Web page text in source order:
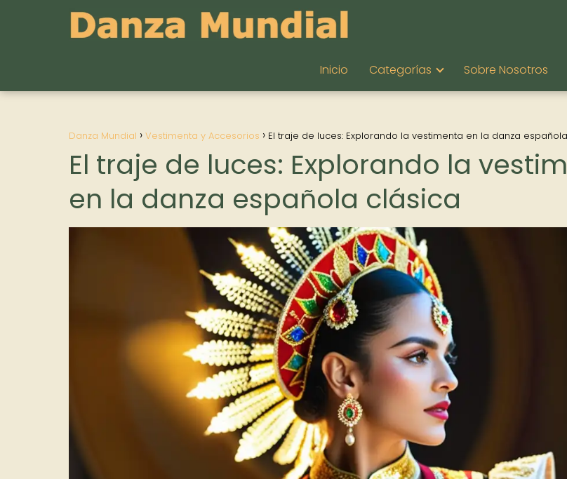
Inicio Categorías Sobre Nosotros
Danza Mundial Vestimenta y Accesorios El traje de luces: Explorando la vestimenta en la danza
El traje de luces: Explorando la
en la danza española clásica